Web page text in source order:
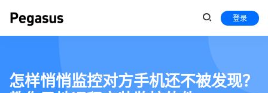
登录
怎样悄悄监控对方手机还不被发现？